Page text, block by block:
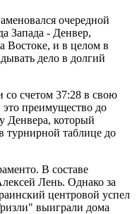
очередной
Запада - Денвер,
Востоке, и в целом в
дело в долгий
со счетом 37:28 в свою
преимущество до
Денвера, который
турнирной таблице до
В составе
Лень. Однако за
центровой успел
выиграли дома